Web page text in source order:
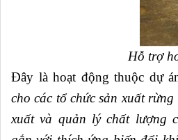
Hỗ trợ
Đây là hoạt động thuộc dự
cho các tổ chức sản xuất
xuất và quản lý chất lượng